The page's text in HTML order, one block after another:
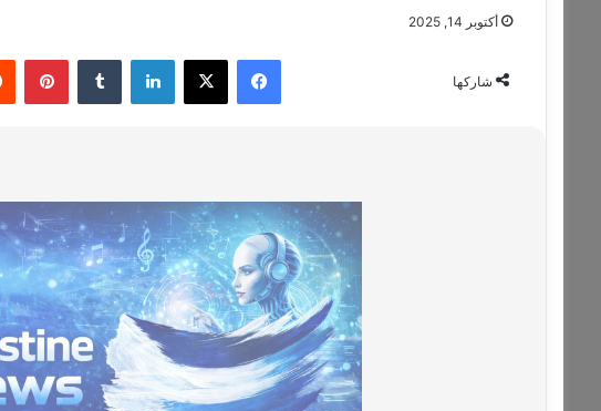
أكتوبر 14, 2025
شاركها
فيسبوك ‫X لينكدإن ‏Tumblr بينتيريست